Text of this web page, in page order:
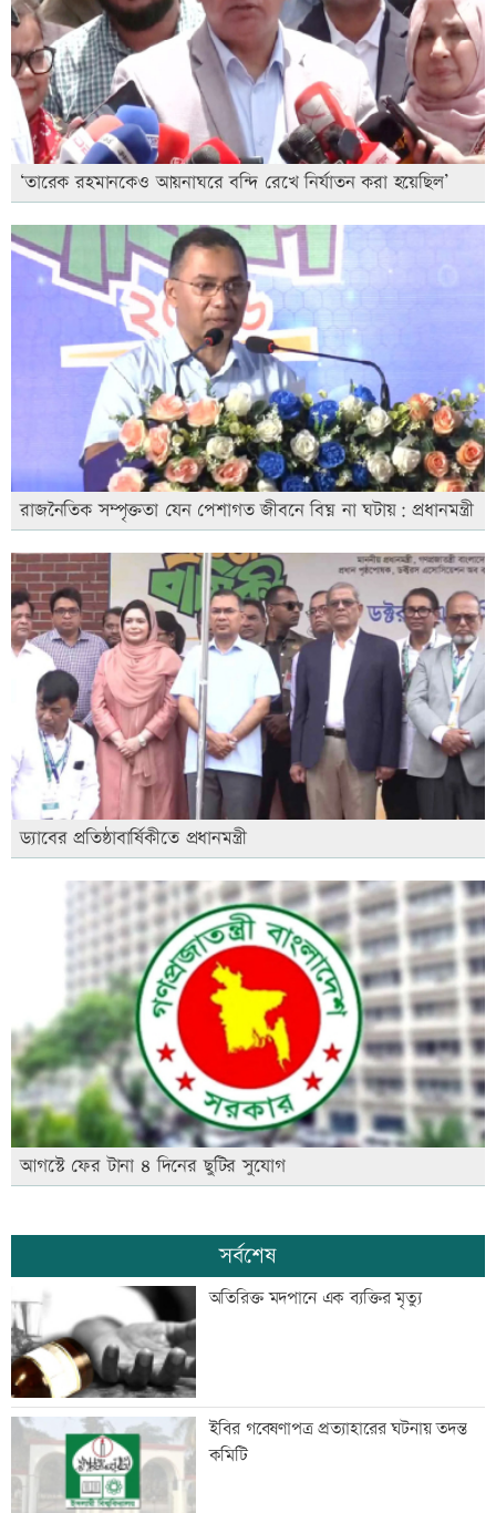
‘তারেক রহমানকেও আয়নাঘরে বন্দি রেখে নির্যাতন করা হয়েছিল’
রাজনৈতিক সম্পৃক্ততা যেন পেশাগত জীবনে বিঘ্ন না ঘটায়: প্রধানমন্ত্রী
ড্যাবের প্রতিষ্ঠাবার্ষিকীতে প্রধানমন্ত্রী
আগস্টে ফের টানা ৪ দিনের ছুটির সুযোগ
সর্বশেষ
অতিরিক্ত মদপানে এক ব্যক্তির মৃত্যু
ইবির গবেষণাপত্র প্রত্যাহারের ঘটনায় তদন্ত
কমিটি